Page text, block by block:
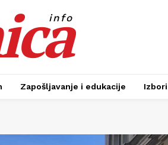
info
Zapošljavanje i edukacije Izbori